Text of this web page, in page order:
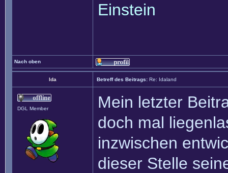
Einstein
Nach oben
Ida Betreff des Beitrags: Re: Idaland
DGL Member
Mein letzter
doch mal
inzwischen
dieser Stelle